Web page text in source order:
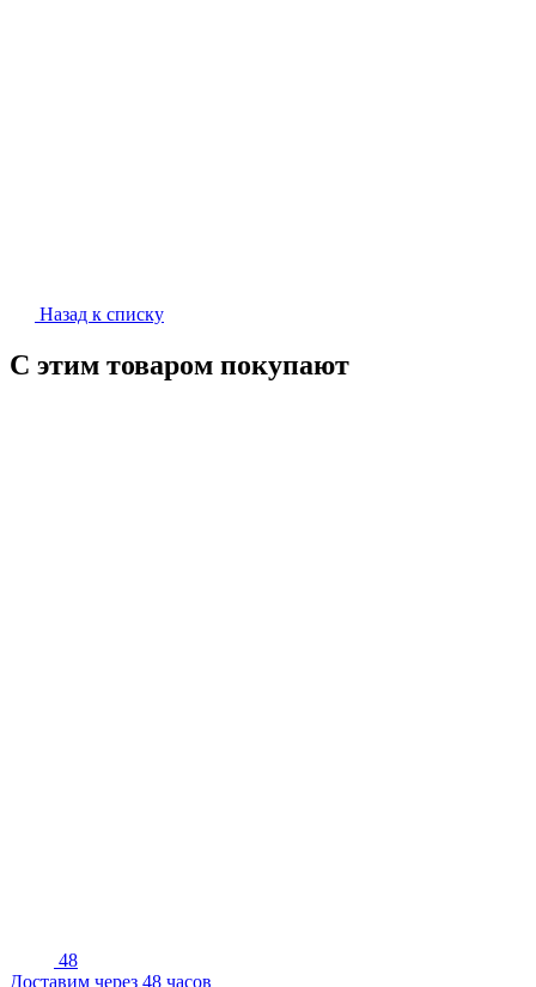
Назад к списку
С этим товаром покупают
48
Доставим через 48 часов